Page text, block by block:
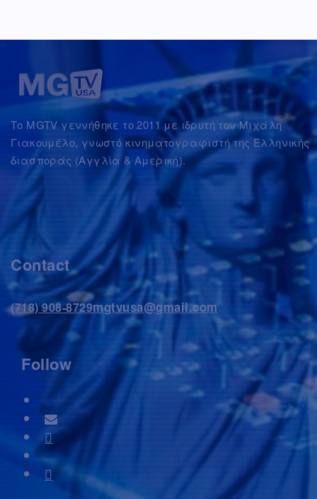
Το MGTV γεννήθηκε το 2011 με ιδρυτή τον Μιχάλη
Γιακουμέλο, γνωστό κινηματογραφιστή της Ελληνικής
διασποράς (Αγγλία & Αμερική).
Contact
(718) 908-8729mgtvusa@gmail.com
Follow